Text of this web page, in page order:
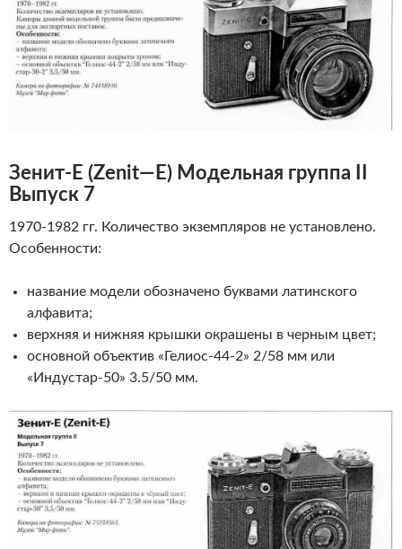
Зенит-Е (Zenit— E) Модельная группа II
Выпуск 7
1970-1982 гг. Количество экземпляров не установлено.
Особенности:
название модели обозначено буквами латинского
алфавита;
верхняя и нижняя крышки окрашены в черным цвет;
основной объектив «Гелиос-44-2» 2/58 мм или
«Индустар-50» 3.5/50 мм.